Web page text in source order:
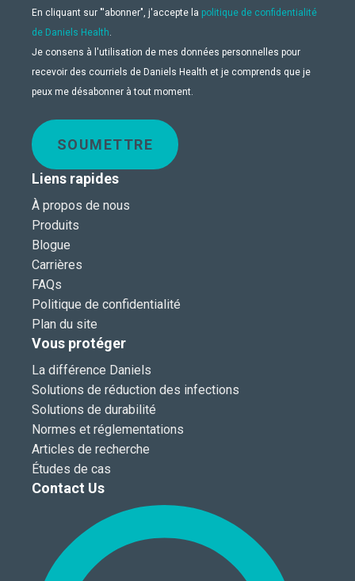
En cliquant sur "'abonner", j'accepte la politique de confidentialité
de Daniels Health.
Je consens à l'utilisation de mes données personnelles pour
recevoir des courriels de Daniels Health et je comprends que je
peux me désabonner à tout moment.
SOUMETTRE
Liens rapides
À propos de nous
Produits
Blogue
Carrières
FAQs
Politique de confidentialité
Plan du site
Vous protéger
La différence Daniels
Solutions de réduction des infections
Solutions de durabilité
Normes et réglementations
Articles de recherche
Études de cas
Contact Us